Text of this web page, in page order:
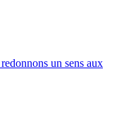
un sens aux